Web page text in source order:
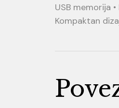
USB memorija
Kompaktan